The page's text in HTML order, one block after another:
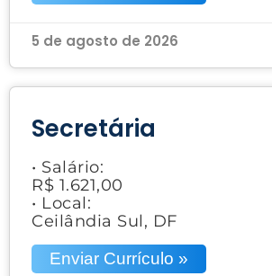
5 de agosto de 2026
Secretária
• Salário:
R$ 1.621,00
• Local:
Ceilândia Sul, DF
Enviar Currículo »